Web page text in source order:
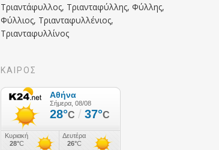
Τριαντάφυλλος, Τριανταφύλλης, Φύλλης,
Φύλλιος, Τριανταφυλλένιος,
Τριανταφυλλίνος
ΚΑΙΡΟΣ